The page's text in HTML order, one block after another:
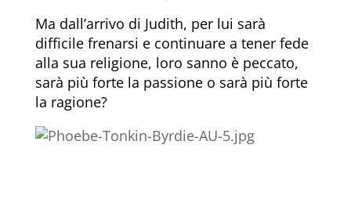
Ma dall’arrivo di Judith, per lui sarà
difficile frenarsi e continuare a tener fede
alla sua religione, loro sanno è peccato,
sarà più forte la passione o sarà più forte
la ragione?